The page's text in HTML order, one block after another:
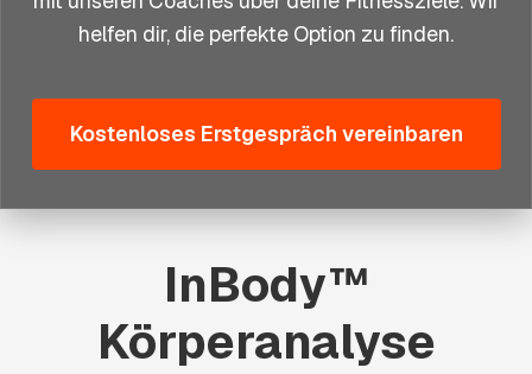
helfen dir, die perfekte Option zu finden.
Kostenloses Erstgespräch vereinbaren
InBody™
Körperanalyse